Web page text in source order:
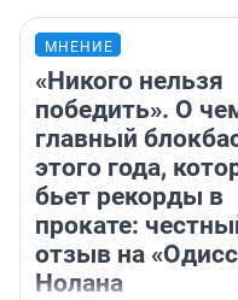
МНЕНИЕ
«Никого нельзя
победить». О
главный
этого года,
бьет рекорды в
прокате:
отзыв на
Нолана